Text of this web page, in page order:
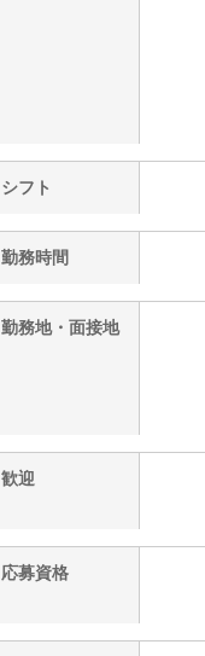
シフト
勤務時間
勤務地・面接地
歓迎
応募資格